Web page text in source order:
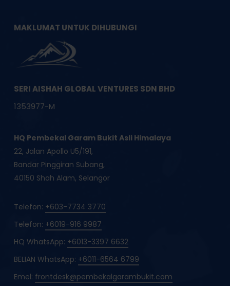
MAKLUMAT UNTUK DIHUBUNGI
SERI AISHAH GLOBAL VENTURES SDN BHD
1353977-M
HQ Pembekal Garam Bukit Asli Himalaya
22, Jalan Apollo U5/191,
Bandar Pinggiran Subang,
40150 Shah Alam, Selangor
Telefon: +603-7734 3770
Telefon: +6019-916 9987
HQ WhatsApp: +6013-3397 6632
BELIAN WhatsApp: +6011-6564 6799
Emel: frontdesk@pembekalgarambukit.com